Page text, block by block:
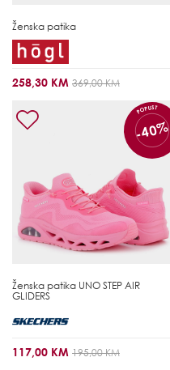
Ženska patika
258,30 KM 369,00 KM
POPUST
-40%
Ženska patika UNO STEP AIR
GLIDERS
117,00 KM 195,00 KM